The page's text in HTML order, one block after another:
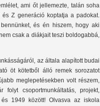
ami őt jellemezte, talán soha
Z generáció koptatja a padokat.
és én hiszem, hogy aki
csak a diákjait teszi boldogabbá,
az általa alapított budai
öt kötetből álló remek sorozatot
meglepetésekben volt részem,
csoportmunkáltatás, projekt,
és 1949 között! Olvasva az iskola